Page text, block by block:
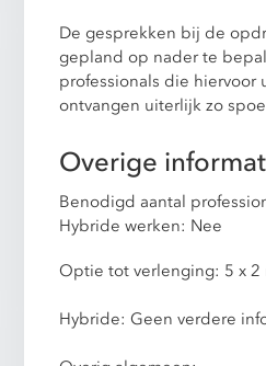
De gesprekken bij de
gepland op nader te
professionals die hiervoor
ontvangen uiterlijk zo
Overige
Benodigd aantal
Hybride werken: Nee
Optie tot verlenging: 5 x 2
Hybride: Geen verdere